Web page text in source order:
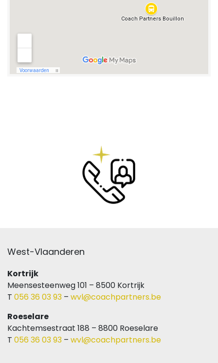
West-Vlaanderen
Kortrijk
Meensesteenweg 101 – 8500 Kortrijk
T 056 36 03 93 – wvl@coachpartners.be
Roeselare
Kachtemsestraat 188 – 8800 Roeselare
T 056 36 03 93 – wvl@coachpartners.be